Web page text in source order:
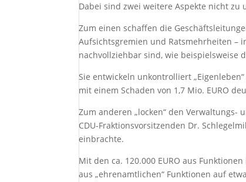
Dabei sind zwei weitere Aspekte nicht zu
Zum einen schaffen die
Aufsichtsgremien und Ratsmehrheiten
nachvollziehbar sind, wie beispielsweise
Sie entwickeln unkontrolliert
mit einem Schaden von 1,7 Mio. EURO
Zum anderen „locken“ den
CDU-Fraktionsvorsitzenden Dr.
einbrachte.
Mit den ca. 120.000 EURO aus
aus „ehrenamtlichen“ Funktionen auf